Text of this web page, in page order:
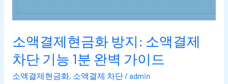
소액결제현금화 방지: 소액결제
차단 기능 1분 완벽 가이드
소액결제현금화, 소액결제 차단/ admin